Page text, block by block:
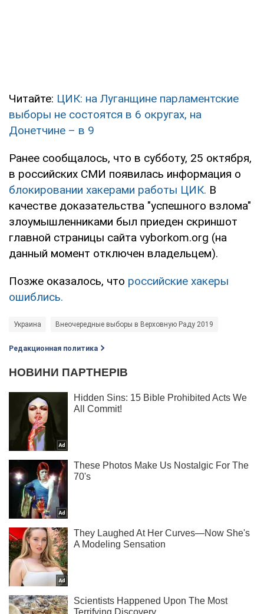
Читайте: ЦИК: на Луганщине парламентские
выборы не состоятся в 6 округах, на
Донетчине – в 9
Ранее сообщалось, что в субботу, 25 октября,
в российских СМИ появилась информация о
блокировании хакерами работы ЦИК. В
качестве доказательства "успешного взлома"
злоумышленниками был приеден скриншот
главной страницы сайта vyborkom.org (на
данный момент отключен владельцем).
Позже оказалось, что российские хакеры
ошиблись.
Украина Внеочередные выборы в Верховную Раду 2019
Редакционная политика